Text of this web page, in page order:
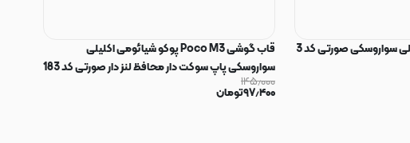
سواروسکی صورتی کد 3
قاب گوشی Poco M3 پوکو شیائومی اکلیلی
سواروسکی پاپ سوکت دار محافظ لنز دار صورتی کد 183
۱۴۵٫۰۰۰
۹۷٫۴۰۰تومان